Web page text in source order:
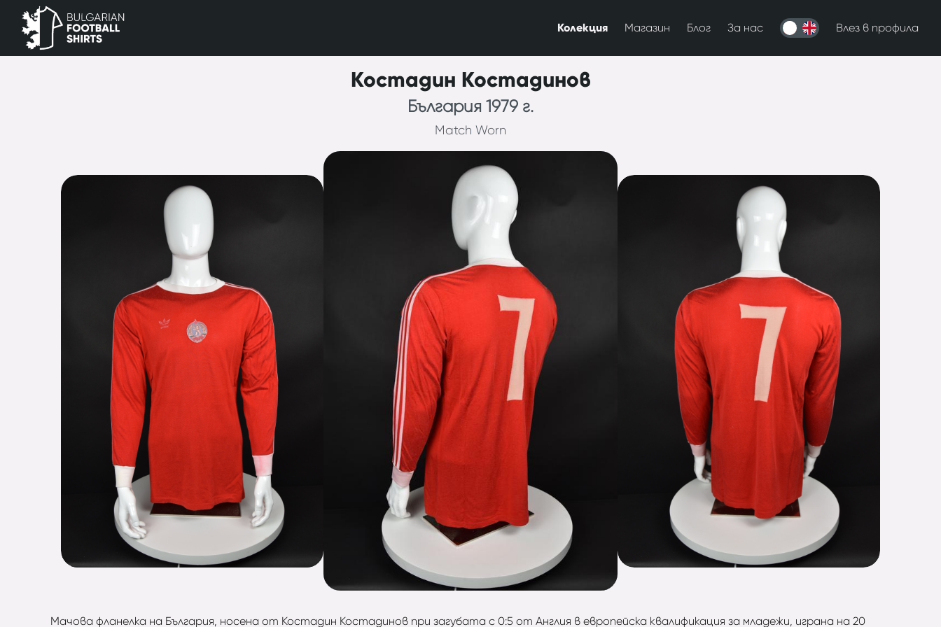
Колекция Магазин Блог За нас Влез в профила
Костадин Костадинов
България 1979 г.
Match Worn
Мачова фланелка на България, носена от Костадин Костадинов при загубата с 0:5 от Англия в европейска квалификация за младежи, играна на 20